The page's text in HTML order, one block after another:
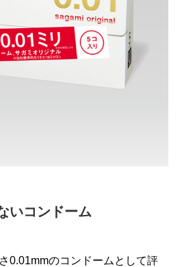
いコンドーム
0.01mmのコンドームとして評